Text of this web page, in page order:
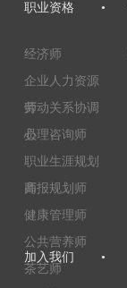
职业资格 •
经济师
企业人力资源
师
劳动关系协调
员
心理咨询师
职业生涯规划
师
高报规划师
健康管理师
公共营养师
茶艺师
加入我们 •